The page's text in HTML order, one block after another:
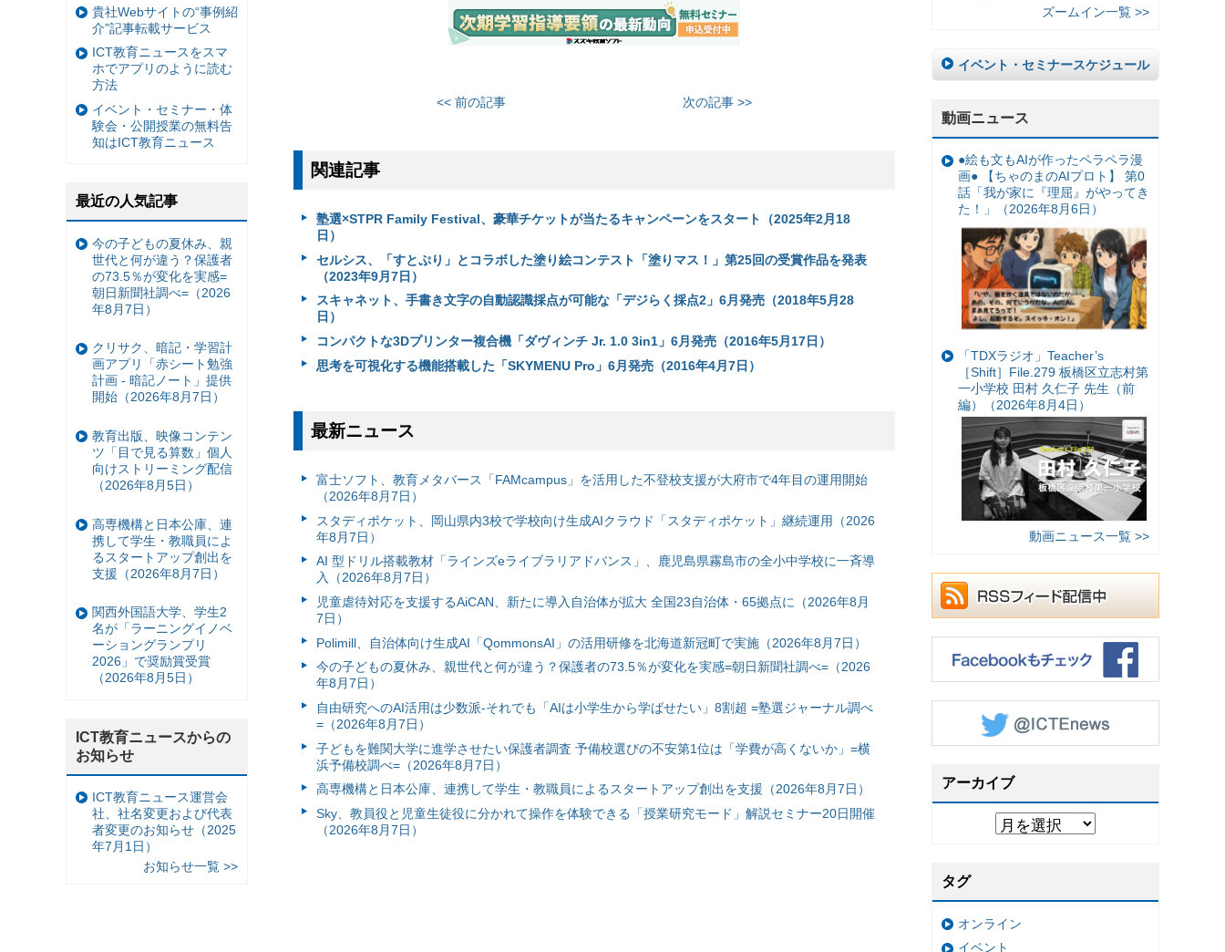
<< 前の記事 次の記事 >>
関連記事
塾選×STPR Family Festival、豪華チケットが当たるキャンペーンをスタート（2025年2月18
日）
セルシス、「すとぷり」とコラボした塗り絵コンテスト「塗りマス！」第25回の受賞作品を発表
（2023年9月7日）
スキャネット、手書き文字の自動認識採点が可能な「デジらく採点2」6月発売（2018年5月28
日）
コンパクトな3Dプリンター複合機「ダヴィンチ Jr. 1.0 3in1」6月発売（2016年5月17日）
思考を可視化する機能搭載した「SKYMENU Pro」6月発売（2016年4月7日）
最新ニュース
富⼠ソフト、教育メタバース「FAMcampus」を活用した不登校支援が大府市で4年目の運用開始
（2026年8月7日）
スタディポケット、岡山県内3校で学校向け生成AIクラウド「スタディポケット」継続運用（2026
年8月7日）
AI 型ドリル搭載教材「ラインズeライブラリアドバンス」、鹿児島県霧島市の全小中学校に一斉導
入（2026年8月7日）
児童虐待対応を支援するAiCAN、新たに導入自治体が拡大 全国23自治体・65拠点に（2026年8月
7日）
Polimill、自治体向け生成AI「QommonsAI」の活用研修を北海道新冠町で実施（2026年8月7日）
今の子どもの夏休み、親世代と何が違う？保護者の73.5％が変化を実感=朝日新聞社調べ=（2026
年8月7日）
自由研究へのAI活用は少数派-それでも「AIは小学生から学ばせたい」8割超 =塾選ジャーナル調べ
=（2026年8月7日）
子どもを難関大学に進学させたい保護者調査 予備校選びの不安第1位は「学費が高くないか」=横
浜予備校調べ=（2026年8月7日）
高専機構と日本公庫、連携して学生・教職員によるスタートアップ創出を支援（2026年8月7日）
Sky、教員役と児童生徒役に分かれて操作を体験できる「授業研究モード」解説セミナー20日開催
（2026年8月7日）
ズームイン一覧 >>
イベント・セミナースケジュール
動画ニュース
●絵も文もAIが作ったペラペラ漫
画● 【ちゃのまのAIプロト】 第0
話「我が家に『理屈』がやってき
た！」（2026年8月6日）
「TDXラジオ」Teacher’s
［Shift］File.279 板橋区立志村第
一小学校 田村 久仁子 先生（前
編）（2026年8月4日）
動画ニュース一覧 >>
アーカイブ
タグ
オンライン
イベント
貴社Webサイトの“事例紹
介”記事転載サービス
ICT教育ニュースをスマ
ホでアプリのように読む
方法
イベント・セミナー・体
験会・公開授業の無料告
知はICT教育ニュース
最近の人気記事
今の子どもの夏休み、親
世代と何が違う？保護者
の73.5％が変化を実感=
朝日新聞社調べ=（2026
年8月7日）
クリサク、暗記・学習計
画アプリ「赤シート勉強
計画 - 暗記ノート」提供
開始（2026年8月7日）
教育出版、映像コンテン
ツ「目で見る算数」個人
向けストリーミング配信
（2026年8月5日）
高専機構と日本公庫、連
携して学生・教職員によ
るスタートアップ創出を
支援（2026年8月7日）
関西外国語大学、学生2
名が「ラーニングイノベ
ーショングランプリ
2026」で奨励賞受賞
（2026年8月5日）
ICT教育ニュースからの
お知らせ
ICT教育ニュース運営会
社、社名変更および代表
者変更のお知らせ（2025
年7月1日）
お知らせ一覧 >>